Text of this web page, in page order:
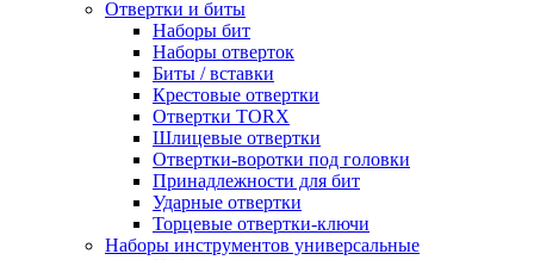
Отвертки и биты
Наборы бит
Наборы отверток
Биты / вставки
Крестовые отвертки
Отвертки TORX
Шлицевые отвертки
Отвертки-воротки под головки
Принадлежности для бит
Ударные отвертки
Торцевые отвертки-ключи
Наборы инструментов универсальные